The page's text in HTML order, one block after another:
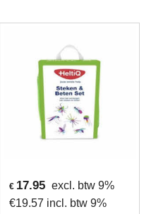
€ 17.95 excl. btw 9%
€19.57 incl. btw 9%